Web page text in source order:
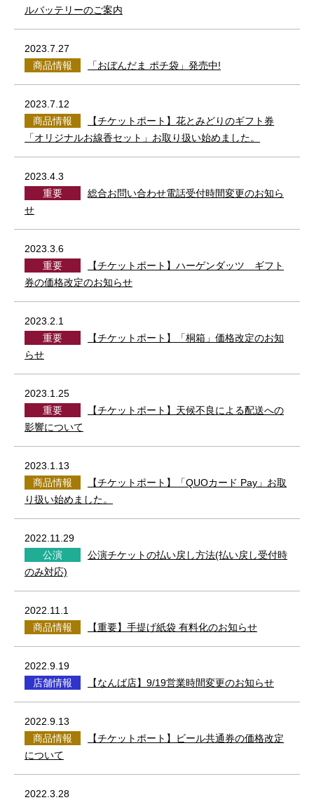
ルバッテリーのご案内
2023.7.27
商品情報
「おぼんだま ポチ袋」発売中!
2023.7.12
商品情報
【チケットポート】花とみどりのギフト券
「オリジナルお線香セット」お取り扱い始めました。
2023.4.3
重要
総合お問い合わせ電話受付時間変更のお知ら
せ
2023.3.6
重要
【チケットポート】ハーゲンダッツ ギフト
券の価格改定のお知らせ
2023.2.1
重要
【チケットポート】「桐箱」価格改定のお知
らせ
2023.1.25
重要
【チケットポート】天候不良による配送への
影響について
2023.1.13
商品情報
【チケットポート】「QUOカード Pay」お取
り扱い始めました。
2022.11.29
公演
公演チケットの払い戻し方法(払い戻し受付時
のみ対応)
2022.11.1
商品情報
【重要】手提げ紙袋 有料化のお知らせ
2022.9.19
店舗情報
【なんば店】9/19営業時間変更のお知らせ
2022.9.13
商品情報
【チケットポート】ビール共通券の価格改定
について
2022.3.28